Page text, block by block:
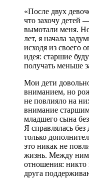
«После двух
что захочу детей
вымотали меня.
лет, я начала
исходя из своего
идея: старшие
получать меньше
Мои дети
вниманием, но
не повлияло на
внимание
младшего сына
Я справлялась
только
это никак не
жизнь. Между
отношения: никто
друга